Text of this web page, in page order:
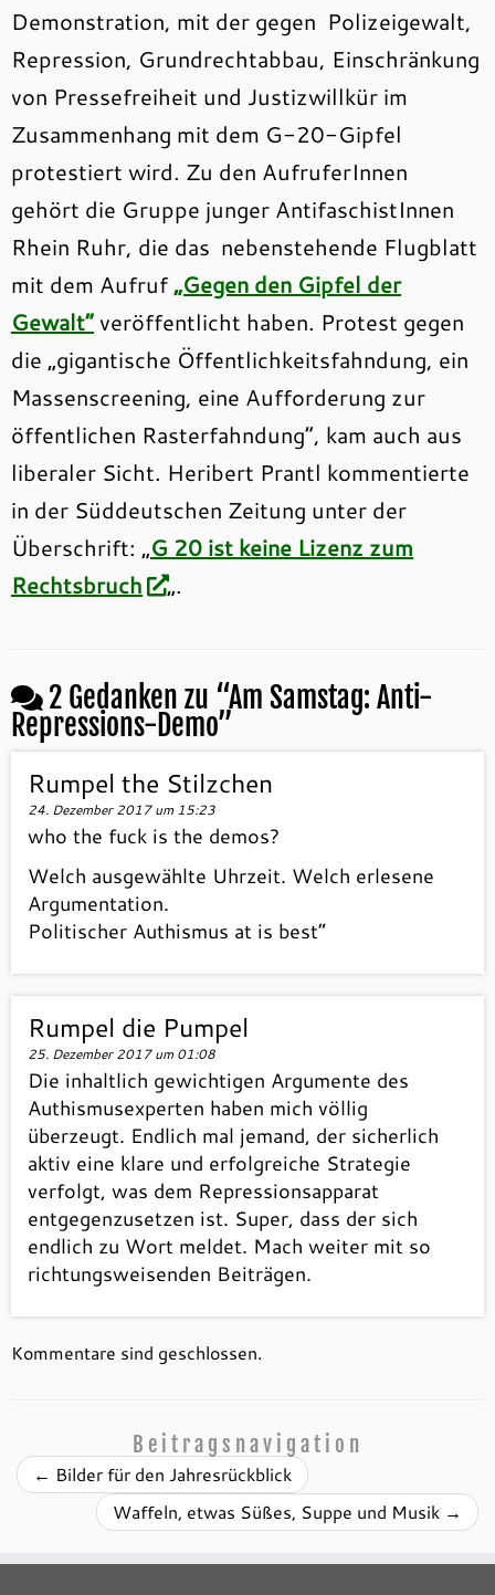
Demonstration, mit der gegen Polizeigewalt,
Repression, Grundrechtabbau, Einschränkung
von Pressefreiheit und Justizwillkür im
Zusammenhang mit dem G-20-Gipfel
protestiert wird. Zu den AufruferInnen
gehört die Gruppe junger AntifaschistInnen
Rhein Ruhr, die das nebenstehende Flugblatt
mit dem Aufruf„Gegen den Gipfel der
Gewalt“veröffentlicht haben. Protest gegen
die „gigantische Öffentlichkeitsfahndung, ein
Massenscreening, eine Aufforderung zur
öffentlichen Rasterfahndung“, kam auch aus
liberaler Sicht. Heribert Prantl kommentierte
in der Süddeutschen Zeitung unter der
Überschrift: „G 20 ist keine Lizenz zum
Rechtsbruch
„.
2 Gedanken zu “Am Samstag: Anti-
Repressions-Demo”
Rumpel the Stilzchen
24. Dezember 2017 um 15:23
who the fuck is the demos?
Welch ausgewählte Uhrzeit. Welch erlesene
Argumentation.
Politischer Authismus at is best“
Rumpel die Pumpel
25. Dezember 2017 um 01:08
Die inhaltlich gewichtigen Argumente des
Authismusexperten haben mich völlig
überzeugt. Endlich mal jemand, der sicherlich
aktiv eine klare und erfolgreiche Strategie
verfolgt, was dem Repressionsapparat
entgegenzusetzen ist. Super, dass der sich
endlich zu Wort meldet. Mach weiter mit so
richtungsweisenden Beiträgen.
Kommentare sind geschlossen.
Beitragsnavigation
← Bilder für den Jahresrückblick
Waffeln, etwas Süßes, Suppe und Musik →